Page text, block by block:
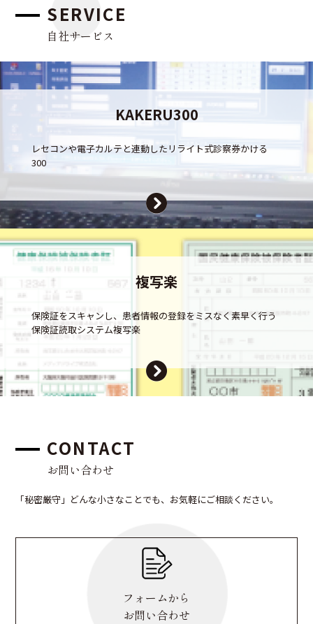
SERVICE
自社サービス
KAKERU300
レセコンや電子カルテと連動したリライト式診察券かける
300
複写楽
保険証をスキャンし、患者情報の登録をミスなく素早く行う
保険証読取システム複写楽
CONTACT
お問い合わせ
「秘密厳守」どんな小さなことでも、お気軽にご相談ください。
フォームから
お問い合わせ